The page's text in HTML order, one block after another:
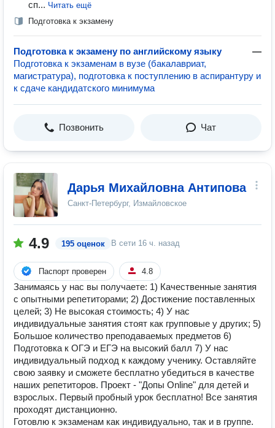
сп... Читать ещё
Подготовка к экзамену
Подготовка к экзамену по английскому языку
—
Подготовка к экзаменам в вузе (бакалавриат,
магистратура), подготовка к поступлению в аспирантуру и
к сдаче кандидатского минимума
Позвонить Чат
Дарья Михайловна Антипова
Санкт-Петербург, Измайловское
4.9 195 оценок В сети 16 ч. назад
Паспорт проверен 4.8
Занимаясь у нас вы получаете: 1) Качественные занятия
с опытными репетиторами; 2) Достижение поставленных
целей; 3) Не высокая стоимость; 4) У нас
индивидуальные занятия стоят как групповые у других; 5)
Большое количество преподаваемых предметов 6)
Подготовка к ОГЭ и ЕГЭ на высокий балл 7) У нас
индивидуальный подход к каждому ученику. Оставляйте
свою заявку и сможете бесплатно убедиться в качестве
наших репетиторов. Проект - "Допы Online" для детей и
взрослых. Первый пробный урок бесплатно! Все занятия
проходят дистанционно.
Готовлю к экзаменам как индивидуально, так и в группе.